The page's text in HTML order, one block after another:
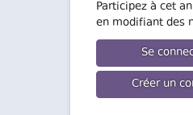
Participez à cet
en modifiant des
Se
Créer un